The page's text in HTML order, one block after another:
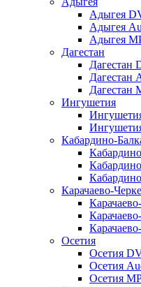
Адыгея
Адыгея
Адыгея
Дагестан
Дагестан
Дагестан
Дагестан
Ингушетия
Кабардино-
Карачаево-
Осетия
Осетия
Осетия
Осетия